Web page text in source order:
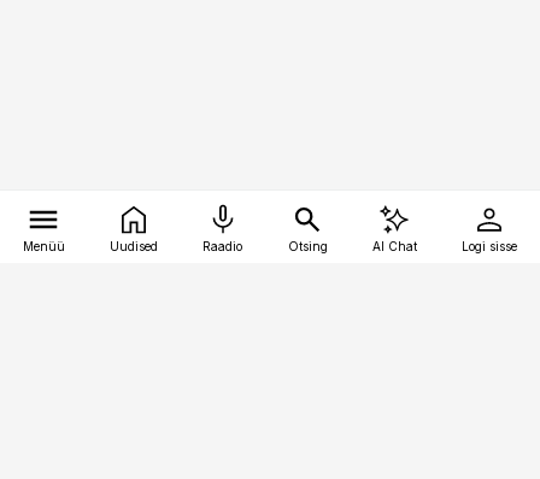
Menüü Uudised Raadio Otsing AI Chat Logi sisse